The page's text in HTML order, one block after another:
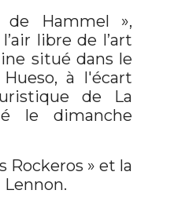
de Hammel »,
libre de l’art
situé dans le
à l'écart
de La
le dimanche
Rockeros » et la